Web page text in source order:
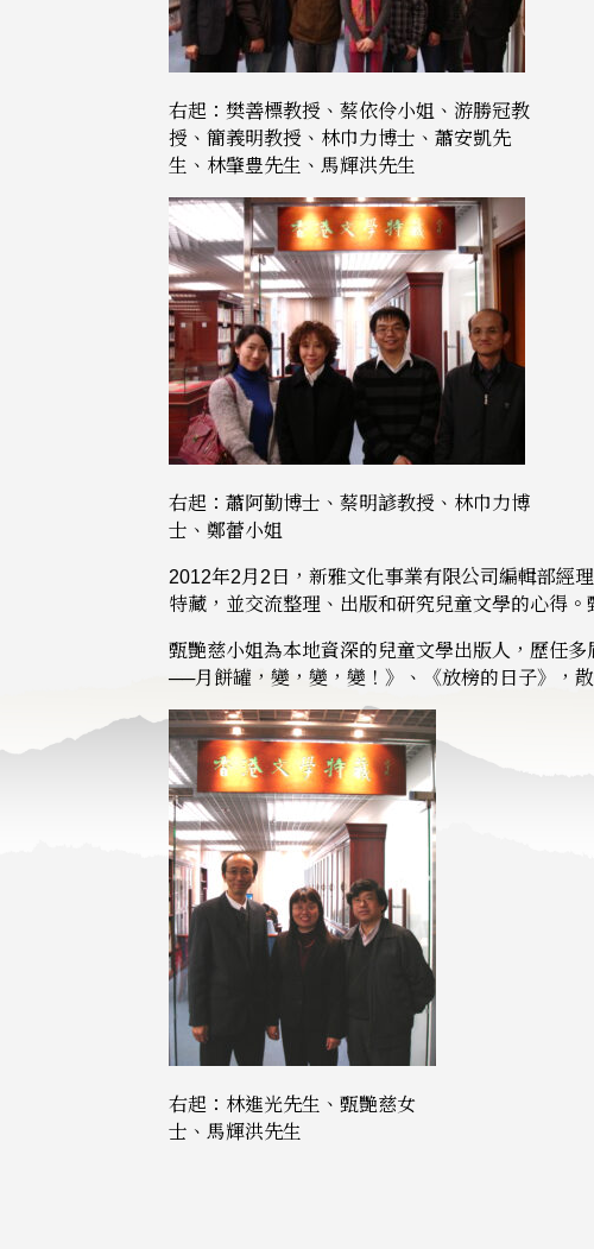
右起：樊善標教授、蔡依伶小姐、游勝冠教
授、簡義明教授、林巾力博士、蕭安凱先
生、林肇豊先生、馬輝洪先生
右起：蕭阿勤博士、蔡明諺教授、林巾力博
士、鄭蕾小姐
2012年2月2日，新雅文化事業有限公司編輯部經
特藏，並交流整理、出版和研究兒童文學的心得
甄艷慈小姐為本地資深的兒童文學出版人，歷任
──月餅罐，變，變，變！》、《放榜的日子》，
右起：林進光先生、甄艷慈女
士、馬輝洪先生